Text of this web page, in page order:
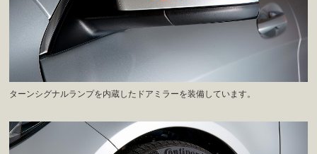
ターンシグナルランプを内蔵したドアミラーを装備しています。